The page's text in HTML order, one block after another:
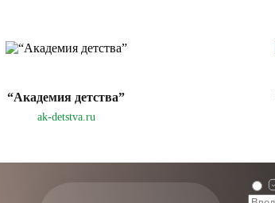
“Академия детства”
ak-detstva.ru